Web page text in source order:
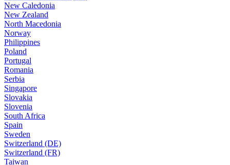
New Caledonia
New Zealand
North Macedonia
Norway
Philippines
Poland
Portugal
Romania
Serbia
Singapore
Slovakia
Slovenia
South Africa
Spain
Sweden
Switzerland (DE)
Switzerland (FR)
Taiwan